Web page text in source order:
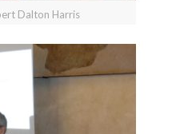
Dalton Harris